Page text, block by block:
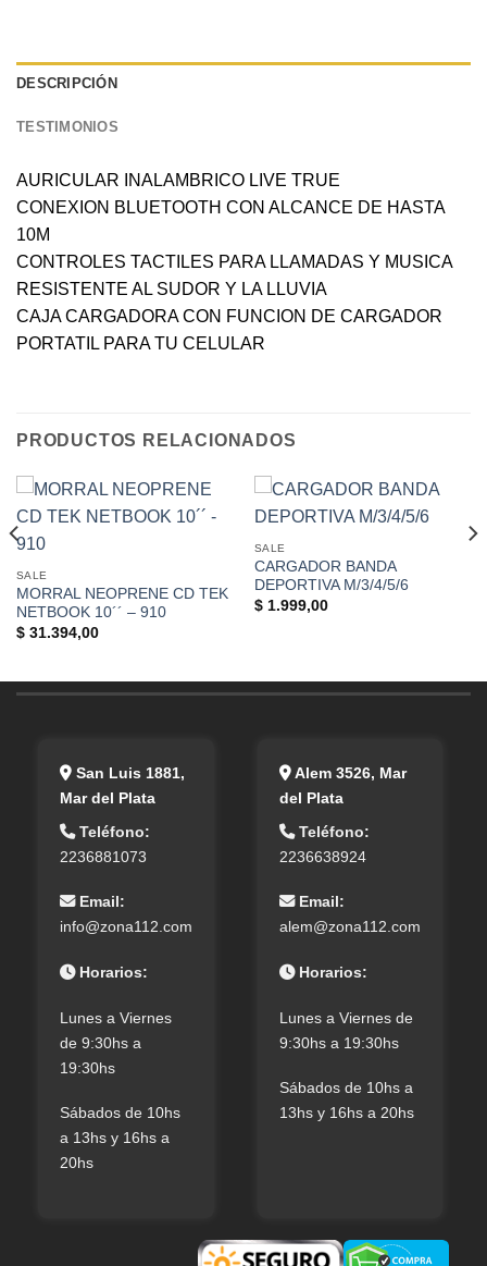
DESCRIPCIÓN
TESTIMONIOS
AURICULAR INALAMBRICO LIVE TRUE
CONEXION BLUETOOTH CON ALCANCE DE HASTA
10M
CONTROLES TACTILES PARA LLAMADAS Y MUSICA
RESISTENTE AL SUDOR Y LA LLUVIA
CAJA CARGADORA CON FUNCION DE CARGADOR
PORTATIL PARA TU CELULAR
PRODUCTOS RELACIONADOS
SALE
MORRAL NEOPRENE CD TEK
NETBOOK 10´´ – 910
$31.394,00
SALE
CARGADOR BANDA
DEPORTIVA M/3/4/5/6
$1.999,00
San Luis 1881,
Mar del Plata
Teléfono:
2236881073
Email:
info@zona112.com
Horarios:
Lunes a Viernes
de 9:30hs a
19:30hs
Sábados de 10hs
a 13hs y 16hs a
20hs
Alem 3526, Mar
del Plata
Teléfono:
2236638924
Email:
alem@zona112.com
Horarios:
Lunes a Viernes de
9:30hs a 19:30hs
Sábados de 10hs a
13hs y 16hs a 20hs